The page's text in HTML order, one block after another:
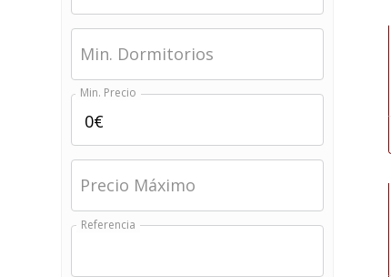
Min. Dormitorios
Min. Precio
Precio Máximo
Referencia